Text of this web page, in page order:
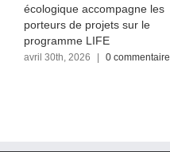
écologique accompagne les
porteurs de projets sur le
programme LIFE
avril 30th, 2026 | 0 commentaire